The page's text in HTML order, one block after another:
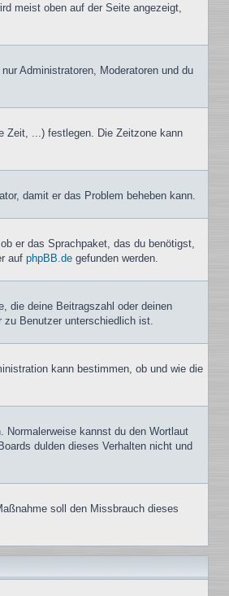
meist oben auf der Seite angezeigt,
Administratoren, Moderatoren und du
Zeit, ...) festlegen. Die Zeitzone kann
damit er das Problem beheben kann.
er das Sprachpaket, das du benötigst,
auf phpBB.de gefunden werden.
die deine Beitragszahl oder deinen
zu Benutzer unterschiedlich ist.
kann bestimmen, ob und wie die
Normalerweise kannst du den Wortlaut
dulden dieses Verhalten nicht und
soll den Missbrauch dieses